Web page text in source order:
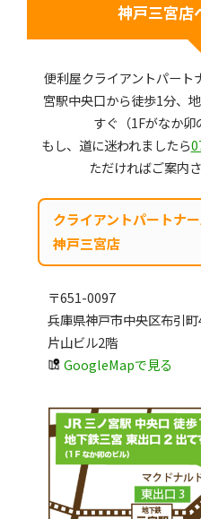
神戸三宮店
便利屋クライアントパート
宮駅中央口から徒歩1分、
すぐ（1Fがなか卯
もし、道に迷われましたら
ただければご案内
クライアントパートナ
神戸三宮店
〒651-0097
兵庫県神戸市中央区布引
片山ビル2階
GoogleMapで見る